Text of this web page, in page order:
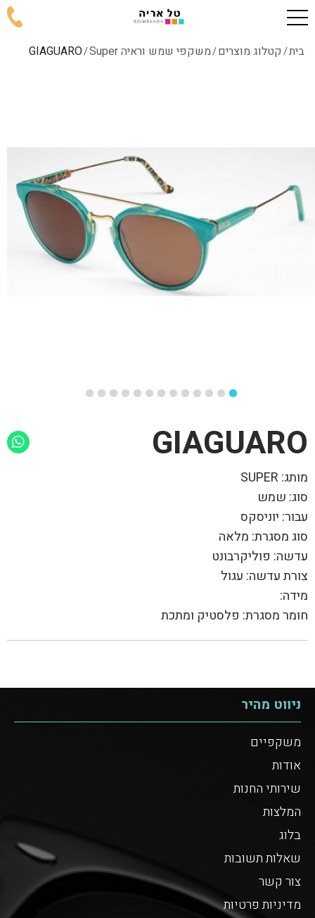
בית/קטלוג מוצרים/משקפי שמש וראיה Super /
GIAGUARO
GIAGUARO
מותג: SUPER
סוג: שמש
עבור: יוניסקס
סוג מסגרת: מלאה
עדשה: פוליקרבונט
צורת עדשה: עגול
מידה:
חומר מסגרת: פלסטיק ומתכת
ניווט מהיר
משקפיים
אודות
שירותי החנות
המלצות
בלוג
שאלות תשובות
צור קשר
מדיניות פרטיות